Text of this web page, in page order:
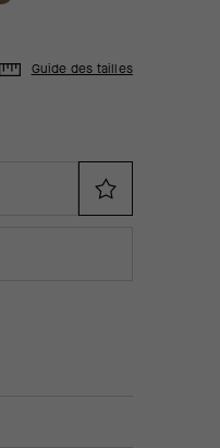
Guide des tailles